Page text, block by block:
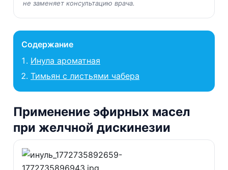
не заменяет консультацию врача.
Содержание
Инула ароматная
Тимьян с листьями чабера
Применение эфирных масел
при желчной дискинезии